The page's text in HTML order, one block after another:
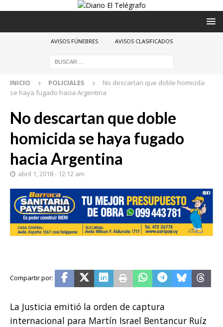
AVISOS FÚNEBRES AVISOS CLASIFICADOS
INICIO POLICIALES
No descartan que doble homicida
se haya fugado hacia Argentina
No descartan que doble
homicida se haya fugado
hacia Argentina
abril 1, 2018 - 12:12 am
La Justicia emitió la orden de captura
internacional para Martín Israel Bentancur Ruíz